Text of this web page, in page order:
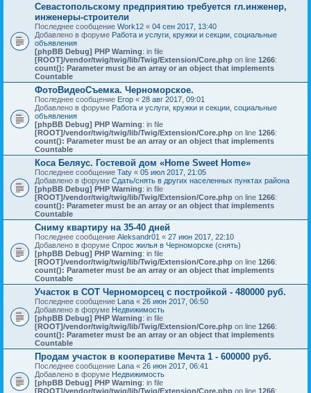
Севастопольскому предприятию требуется гл.инженер,
инженеры-строители
Последнее сообщение Work12 « 04 сен 2017, 13:40
Добавлено в форуме Работа и услуги, кружки и секции, социальные
объявления
[phpBB Debug] PHP Warning: in file
[ROOT]/vendor/twig/twig/lib/Twig/Extension/Core.php on line 1266:
count(): Parameter must be an array or an object that implements
Countable
ФотоВидеоСъемка. Черноморское.
Последнее сообщение Егор « 28 авг 2017, 09:01
Добавлено в форуме Работа и услуги, кружки и секции, социальные
объявления
[phpBB Debug] PHP Warning: in file
[ROOT]/vendor/twig/twig/lib/Twig/Extension/Core.php on line 1266:
count(): Parameter must be an array or an object that implements
Countable
Коса Беляус. Гостевой дом «Home Sweet Home»
Последнее сообщение Taty « 05 июл 2017, 21:05
Добавлено в форуме Сдать/снять в других населенных пунктах района
[phpBB Debug] PHP Warning: in file
[ROOT]/vendor/twig/twig/lib/Twig/Extension/Core.php on line 1266:
count(): Parameter must be an array or an object that implements
Countable
Сниму квартиру на 35-40 дней
Последнее сообщение Aleksandr01 « 27 июн 2017, 22:10
Добавлено в форуме Спрос жилья в Черноморске (снять)
[phpBB Debug] PHP Warning: in file
[ROOT]/vendor/twig/twig/lib/Twig/Extension/Core.php on line 1266:
count(): Parameter must be an array or an object that implements
Countable
Участок в СОТ Черноморсец с постройкой - 480000 руб.
Последнее сообщение Lana « 26 июн 2017, 06:50
Добавлено в форуме Недвижимость
[phpBB Debug] PHP Warning: in file
[ROOT]/vendor/twig/twig/lib/Twig/Extension/Core.php on line 1266:
count(): Parameter must be an array or an object that implements
Countable
Продам участок в кооперативе Мечта 1 - 600000 руб.
Последнее сообщение Lana « 26 июн 2017, 06:41
Добавлено в форуме Недвижимость
[phpBB Debug] PHP Warning: in file
[ROOT]/vendor/twig/twig/lib/Twig/Extension/Core.php on line 1266: